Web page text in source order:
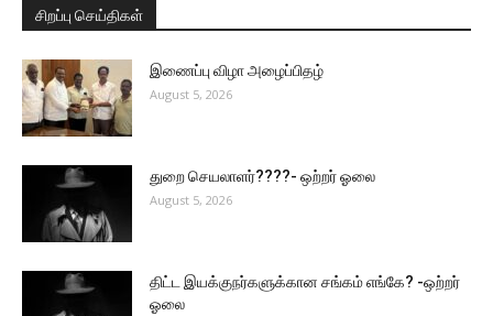
சிறப்பு செய்திகள்
இணைப்பு விழா அழைப்பிதழ்
August 5, 2026
துறை செயலாளர்????- ஒற்றர் ஓலை
August 5, 2026
திட்ட இயக்குநர்களுக்கான சங்கம் எங்கே? -ஒற்றர்
ஓலை